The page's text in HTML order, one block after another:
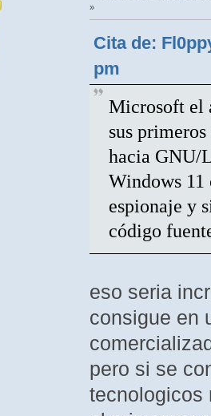
»
Cita de:
pm
Microsoft el
sus
hacia GNU/
Windows 11
espionaje y
código
eso seria
consigue en
pero si se
tecnologicos